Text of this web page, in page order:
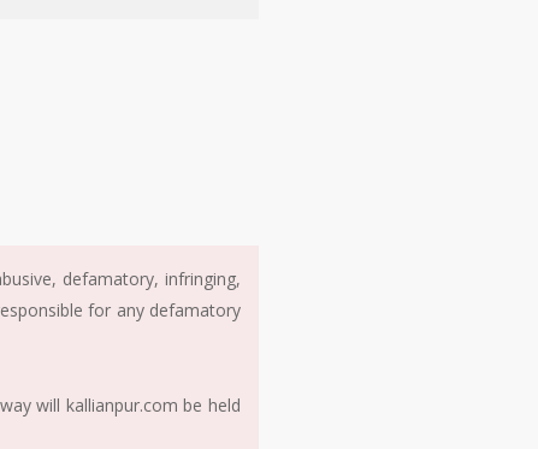
defamatory, infringing,
for any defamatory
will kallianpur.com be held